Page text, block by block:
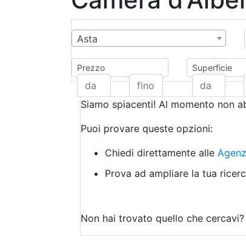
Asta
Prezzo Superficie
Siamo spiacenti! Al momento non
Puoi provare queste opzioni:
Chiedi direttamente alle
Prova ad ampliare la tua
Non hai trovato quello che cercavi?